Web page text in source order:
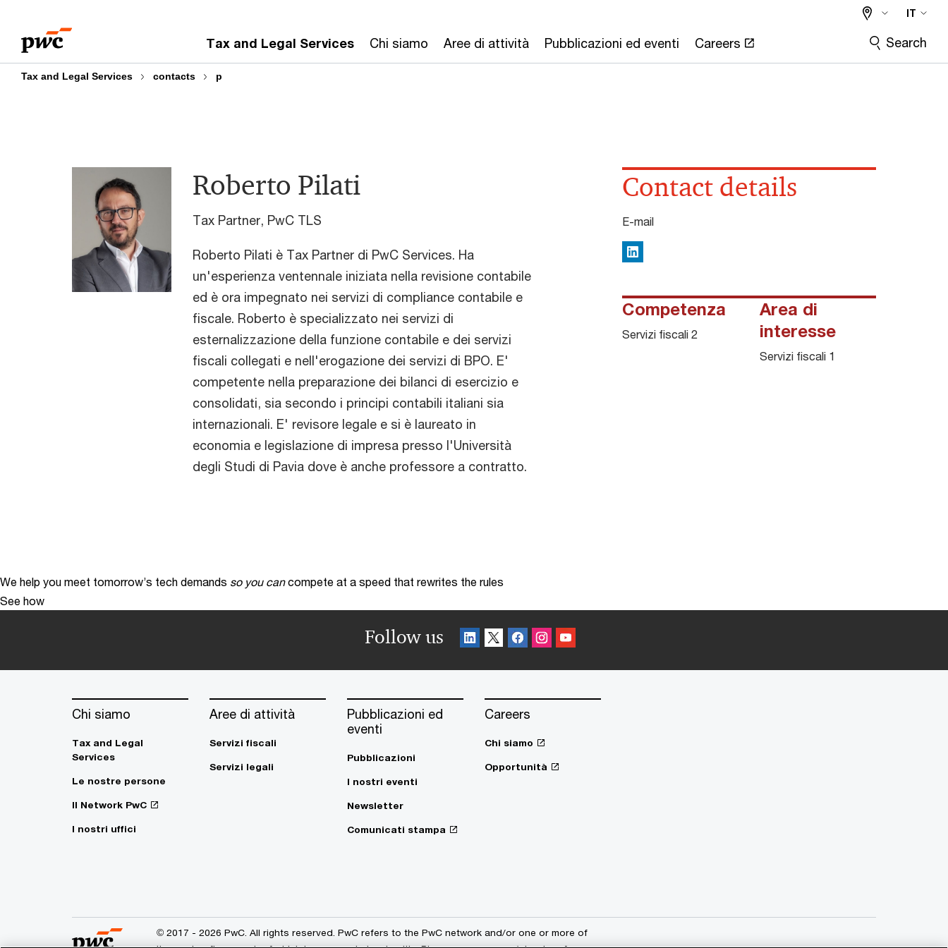
content
footer
Tax and Legal Services Chi siamo Aree di attività Pubblicazioni ed eventi Careers
IT
Search
Tax and Legal Services contacts p
Roberto Pilati
Tax Partner, PwC TLS
Roberto Pilati è Tax Partner di PwC Services. Ha
un'esperienza ventennale iniziata nella revisione contabile
ed è ora impegnato nei servizi di compliance contabile e
fiscale. Roberto è specializzato nei servizi di
esternalizzazione della funzione contabile e dei servizi
fiscali collegati e nell'erogazione dei servizi di BPO. E'
competente nella preparazione dei bilanci di esercizio e
consolidati, sia secondo i principi contabili italiani sia
internazionali. E' revisore legale e si è laureato in
economia e legislazione di impresa presso l'Università
degli Studi di Pavia dove è anche professore a contratto.
Contact details
E-mail
LinkedIn
Competenza
Servizi fiscali 2
Area di
interesse
Servizi fiscali 1
We help you meet tomorrow’s tech demands so you can compete at a speed that rewrites the rules
See how
Follow us
Chi siamo
Tax and Legal
Services
Le nostre persone
Il Network PwC
I nostri uffici
Aree di attività
Servizi fiscali
Servizi legali
Pubblicazioni ed
eventi
Pubblicazioni
I nostri eventi
Newsletter
Comunicati stampa
Careers
Chi siamo
Opportunità
© 2017 - 2026 PwC. All rights reserved. PwC refers to the PwC network and/or one or more of